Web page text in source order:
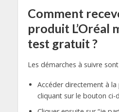
Comment
produit L’Oréal
test gratuit ?
Les démarches à suivre
Accéder directement à
cliquant sur le bouton ci-